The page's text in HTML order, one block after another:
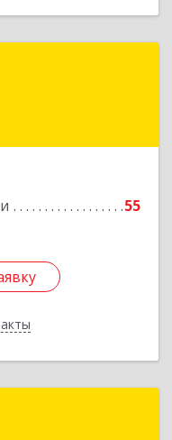
55
г, Короленко